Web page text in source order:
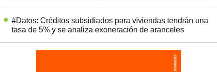
#Datos: Créditos subsidiados para viviendas tendrán una
tasa de 5% y se analiza exoneración de aranceles